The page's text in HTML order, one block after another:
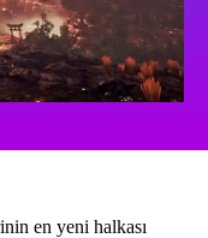
en yeni halkası